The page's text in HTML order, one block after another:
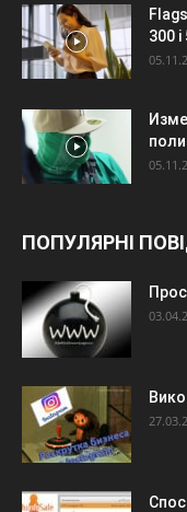
300
ПОПУЛЯРНІ